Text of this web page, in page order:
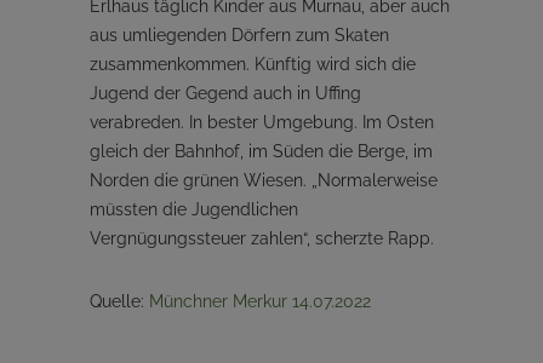
Erlhaus täglich Kinder aus Murnau, aber auch
aus umliegenden Dörfern zum Skaten
zusammenkommen. Künftig wird sich die
Jugend der Gegend auch in Uffing
verabreden. In bester Umgebung. Im Osten
gleich der Bahnhof, im Süden die Berge, im
Norden die grünen Wiesen. „Normalerweise
müssten die Jugendlichen
Vergnügungssteuer zahlen“, scherzte Rapp.
Quelle: Münchner Merkur 14.07.2022